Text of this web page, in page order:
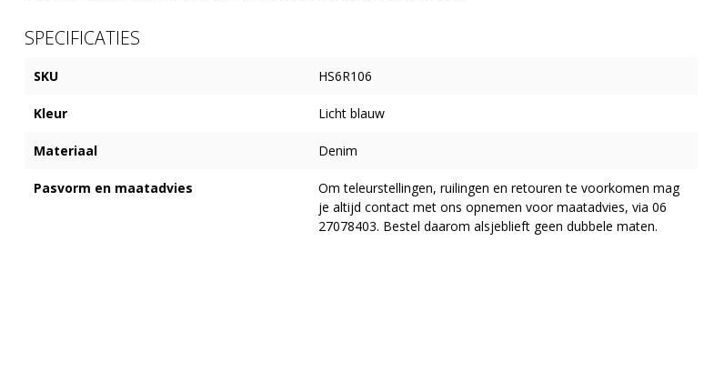
SPECIFICATIES
SKU HS6R106
Kleur Licht blauw
Materiaal Denim
Pasvorm en maatadvies
Om teleurstellingen, ruilingen en retouren te voorkomen mag
je altijd contact met ons opnemen voor maatadvies, via 06
27078403. Bestel daarom alsjeblieft geen dubbele maten.